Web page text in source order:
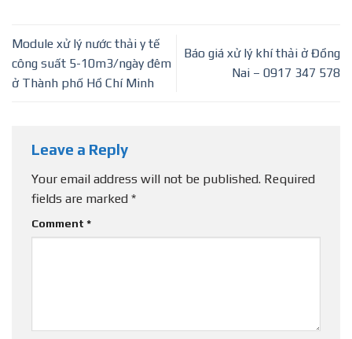
Module xử lý nước thải y tế
công suất 5-10m3/ngày đêm
ở Thành phố Hồ Chí Minh
Báo giá xử lý khí thải ở Đồng
Nai – 0917 347 578
Leave a Reply
Your email address will not be published. Required
fields are marked *
Comment *